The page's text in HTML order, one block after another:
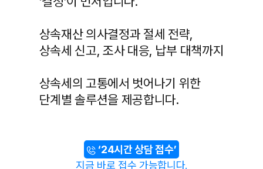
상속재산 의사결정과 절세 전략,
상속세 신고, 조사 대응, 납부 대책까지
상속세의 고통에서 벗어나기 위한
단계별 솔루션을 제공합니다.
‘24시간 상담 접수’
지금 바로 접수 가능합니다.